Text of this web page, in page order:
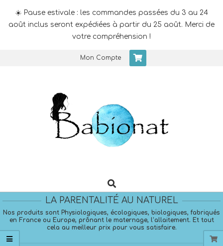
☀️ Pause estivale : les commandes passées du 3 au 24
août inclus seront expédiées à partir du 25 août. Merci de
votre compréhension !
Mon Compte
Navigation
Search
LA PARENTALITÉ AU NATUREL
Nos produits sont Physiologiques, écologiques, biologiques, fabriqués
en France ou Europe, prônant le maternage, l’allaitement. Et tout
cela au meilleur prix pour vous satisfaire.